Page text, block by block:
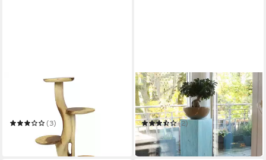
ORIENTAL GALERIE
Blumenhocker
Blumenständer Massiv
Akazie Natur 100 cm
(3)
140,99 €
in 4-5 Werktagen bei dir
ORIENTAL GALERIE
Blumenhocker Massive Holz
Säule Viereckig Podest
Türkis groß 85cm
(2)
65,99 €
in 4-5 Werktagen bei dir